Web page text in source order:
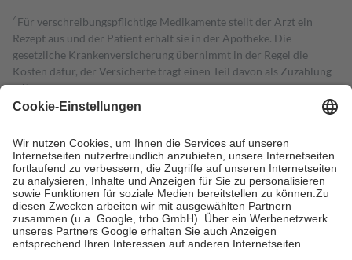
4Für verschreibungspflichtige Medikamente stellt der Arzt ein
Rezept aus und der Patient erhält sie in der Apotheke. Die
gesetzliche Krankenversicherung übernimmt in der Regel die
Kosten dafür, der Versicherte trägt einen Teil davon als Zuzahlung
mit.
Grundsätzlich leisten Mitglieder Zuzahlungen in Höhe von zehn
höchstens zehn Euro.
Es sind jedoch nie mehr als die tatsächlichen
Kosten der Leistung zu entrichten.
Diese Regeln gelten grundsätzlich auch für Online-Apotheken.
Bei Heilmitteln und häuslicher Krankenpflege beträgt die
Zuzahlung zehn Prozent der Kosten sowie zehn Euro je
Verordnung.
Um das Engagement der Versicherten für ihre eigene Gesundheit zu
stärken und die besondere Stellung der Familie zu unterstützen,